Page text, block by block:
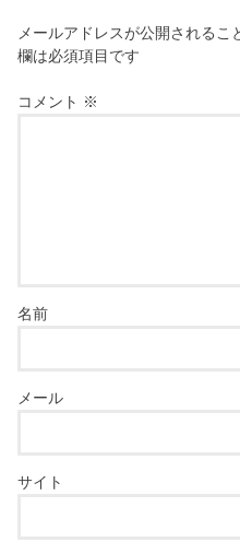
メールアドレスが公開されるこ
欄は必須項目です
コメント ※
名前
メール
サイト